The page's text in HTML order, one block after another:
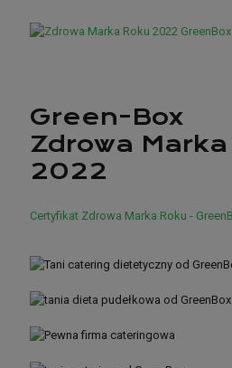
Green-Box
Zdrowa Marka
2022
Certyfikat Zdrowa Marka Roku -